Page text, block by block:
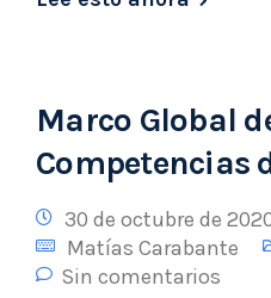
Marco Global
Competencias
30 de octubre de
Matías Carabante
Sin comentarios